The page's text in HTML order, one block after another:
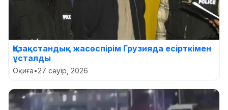
Қазақстандық жасөспірім Грузияда есірткімен
ұсталды
Оқиға•27 сәуір, 2026